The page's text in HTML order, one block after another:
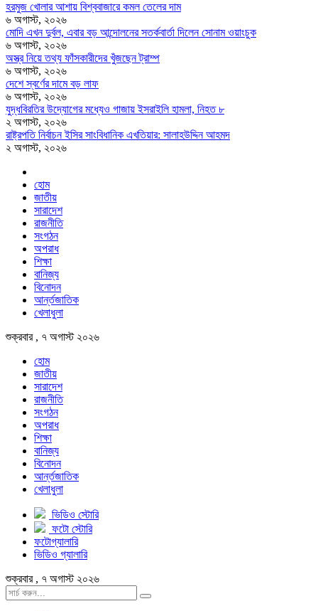
হরমুজ খোলার আশায় বিশ্ববাজারে কমল তেলের দাম
৬ অগাস্ট, ২০২৬
মোদি এখন দুর্বল, এবার বড় আন্দোলনের সতর্কবার্তা দিলেন সোনাম ওয়াংচুক
৬ অগাস্ট, ২০২৬
অস্ত্র নিয়ে তথ্য ফাঁসকারীদের খুঁজছেন ট্রাম্প
৬ অগাস্ট, ২০২৬
দেশে স্বর্ণের দামে বড় লাফ
৬ অগাস্ট, ২০২৬
যুদ্ধবিরতির উদ্যোগের মধ্যেও গাজায় ইসরাইলি হামলা, নিহত ৮
২ অগাস্ট, ২০২৬
রাষ্ট্রপতি নির্বাচন ইসির সাংবিধানিক এখতিয়ার: সালাহউদ্দিন আহমদ
২ অগাস্ট, ২০২৬
হোম
জাতীয়
সারাদেশ
রাজনীতি
সংগঠন
অপরাধ
শিক্ষা
বানিজ্য
বিনোদন
আর্ন্তজাতিক
খেলাধুলা
শুক্রবার , ৭ অগাস্ট ২০২৬
হোম
জাতীয়
সারাদেশ
রাজনীতি
সংগঠন
অপরাধ
শিক্ষা
বানিজ্য
বিনোদন
আর্ন্তজাতিক
খেলাধুলা
ভিডিও স্টোরি
ফটো স্টোরি
ফটোগ্যালারি
ভিডিও গ্যালারি
শুক্রবার , ৭ অগাস্ট ২০২৬